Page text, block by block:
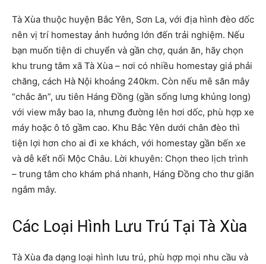
Tà Xùa thuộc huyện Bắc Yên, Sơn La, với địa hình đèo dốc
nên vị trí homestay ảnh hưởng lớn đến trải nghiệm. Nếu
bạn muốn tiện di chuyển và gần chợ, quán ăn, hãy chọn
khu trung tâm xã Tà Xùa – nơi có nhiều homestay giá phải
chăng, cách Hà Nội khoảng 240km. Còn nếu mê săn mây
“chắc ăn”, ưu tiên Háng Đồng (gần sống lưng khủng long)
với view mây bao la, nhưng đường lên hơi dốc, phù hợp xe
máy hoặc ô tô gầm cao. Khu Bắc Yên dưới chân đèo thì
tiện lợi hơn cho ai đi xe khách, với homestay gần bến xe
và dễ kết nối Mộc Châu. Lời khuyên: Chọn theo lịch trình
– trung tâm cho khám phá nhanh, Háng Đồng cho thư giãn
ngắm mây.
Các Loại Hình Lưu Trú Tại Tà Xùa
Tà Xùa đa dạng loại hình lưu trú, phù hợp mọi nhu cầu và